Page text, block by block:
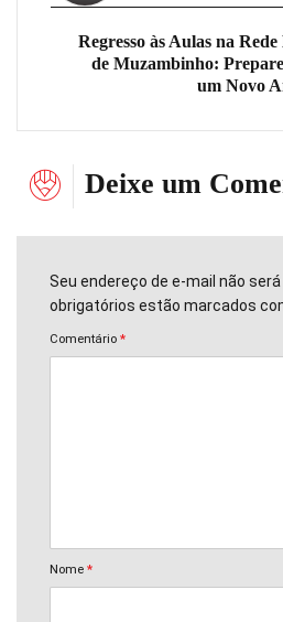
Regresso às Aulas na
de Muzambinho:
um Novo
Deixe um
Seu endereço de e-mail não
obrigatórios estão marcados
Comentário *
Nome *